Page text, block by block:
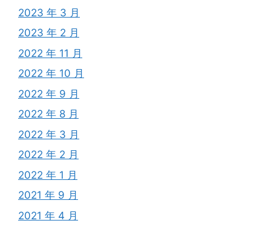
2023 年 3 月
2023 年 2 月
2022 年 11 月
2022 年 10 月
2022 年 9 月
2022 年 8 月
2022 年 3 月
2022 年 2 月
2022 年 1 月
2021 年 9 月
2021 年 4 月